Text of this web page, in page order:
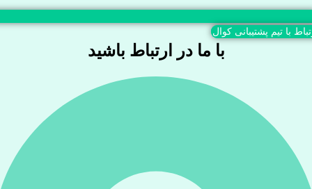
با تیم پشتیبانی کوال
با ما در ارتباط باشید